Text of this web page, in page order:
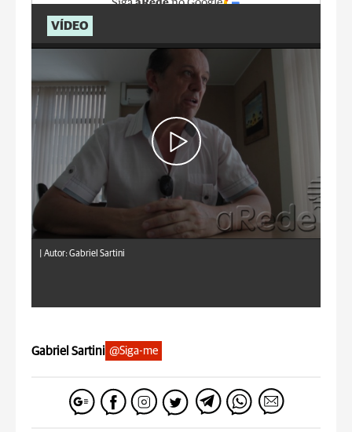
SigaaRedeno Google
VÍDEO
Autor: Gabriel Sartini
Gabriel Sartini @Siga-me